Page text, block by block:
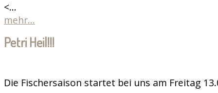
<...
mehr...
Petri Heil!!!
Die Fischersaison startet bei uns am Freitag